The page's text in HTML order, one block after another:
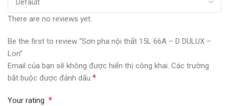
There are no reviews yet.
Be the first to review “Sơn pha nội thất 15L 66A – D DULUX –
Lon”
Email của bạn sẽ không được hiển thị công khai. Các trường
bắt buộc được đánh dấu *
Your rating *